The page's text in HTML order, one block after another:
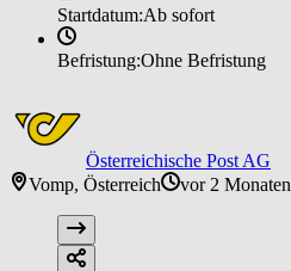
Startdatum:Ab sofort
Befristung:Ohne Befristung
Österreichische Post AG
Vomp, Österreich
vor 2 Monaten